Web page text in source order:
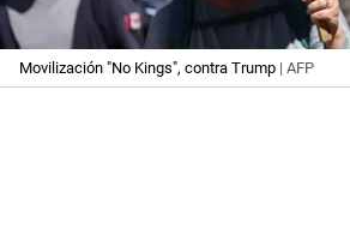
Movilización "No Kings", contra Trump | AFP